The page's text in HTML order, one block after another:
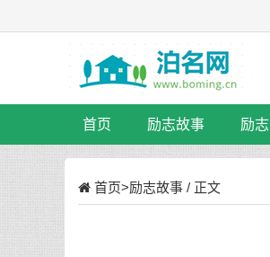
首页 励志故事 励
首页>励志故事 / 正文